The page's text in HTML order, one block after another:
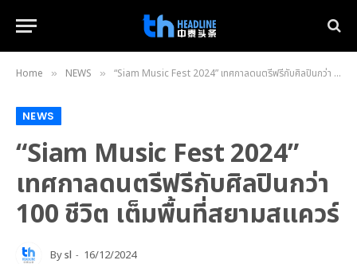
Home » NEWS » “Siam Music Fest 2024” เทศกาลดนตรีฟรีกับศิลปินกว่า 100 ชีวิต เต็มพื้นที่สยามสแควร์
NEWS
“Siam Music Fest 2024”
เทศกาลดนตรีฟรีกับศิลปินกว่า
100 ชีวิต เต็มพื้นที่สยามสแควร์
Bysl 16/12/2024